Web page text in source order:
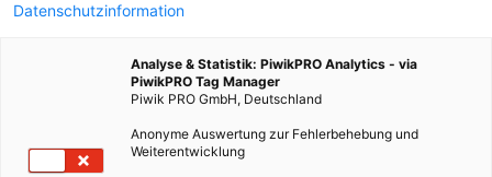
Datenschutzinformation
Analyse & Statistik: PiwikPRO Analytics - via
PiwikPRO Tag Manager
Piwik PRO GmbH, Deutschland
Anonyme Auswertung zur Fehlerbehebung und
Weiterentwicklung